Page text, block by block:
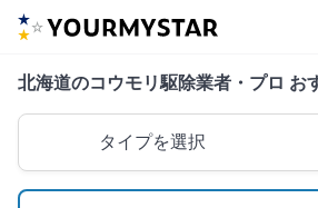
北海道のコウモリ駆除業者・プロ お
タイプを選択